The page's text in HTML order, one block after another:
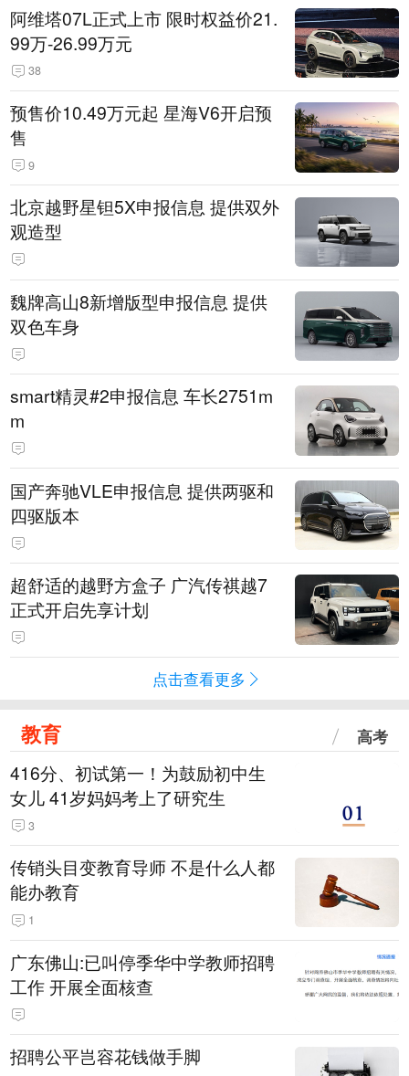
阿维塔07L正式上市 限时权益价21.
99万-26.99万元
38
预售价10.49万元起 星海V6开启预
售
9
北京越野星钽5X申报信息 提供双外
观造型
魏牌高山8新增版型申报信息 提供
双色车身
smart精灵#2申报信息 车长2751m
m
国产奔驰VLE申报信息 提供两驱和
四驱版本
超舒适的越野方盒子 广汽传祺越7
正式开启先享计划
点击查看更多
教育 高考
416分、初试第一！为鼓励初中生
女儿 41岁妈妈考上了研究生
3
传销头目变教育导师 不是什么人都
能办教育
1
广东佛山:已叫停季华中学教师招聘
工作 开展全面核查
招聘公平岂容花钱做手脚